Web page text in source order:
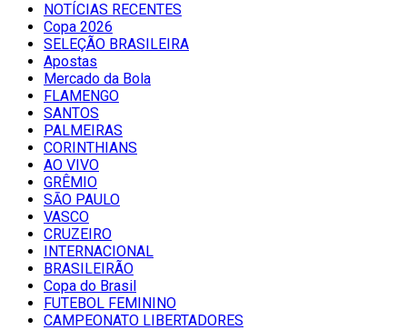
NOTÍCIAS RECENTES
Copa 2026
SELEÇÃO BRASILEIRA
Apostas
Mercado da Bola
FLAMENGO
SANTOS
PALMEIRAS
CORINTHIANS
AO VIVO
GRÊMIO
SĀO PAULO
VASCO
CRUZEIRO
INTERNACIONAL
BRASILEIRÃO
Copa do Brasil
FUTEBOL FEMININO
CAMPEONATO LIBERTADORES